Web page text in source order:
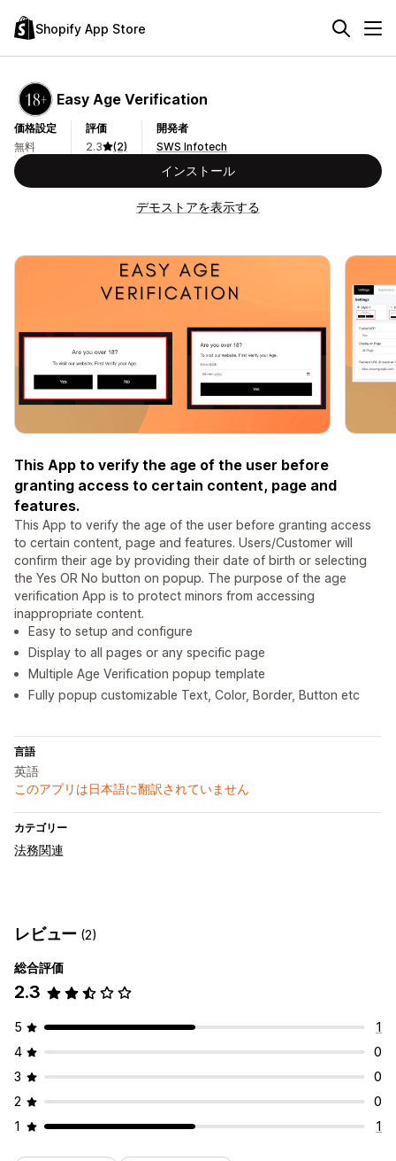
Shopify App Store
Easy Age Verification
価格設定
無料
評価
2.3
(2)
開発者
SWS Infotech
インストール
デモストアを表示する
This App to verify the age of the user before
granting access to certain content, page and
features.
This App to verify the age of the user before granting access
to certain content, page and features. Users/Customer will
confirm their age by providing their date of birth or selecting
the Yes OR No button on popup. The purpose of the age
verification App is to protect minors from accessing
inappropriate content.
Easy to setup and configure
Display to all pages or any specific page
Multiple Age Verification popup template
Fully popup customizable Text, Color, Border, Button etc
言語
英語
このアプリは日本語に翻訳されていません
カテゴリー
法務関連
レビュー (2)
総合評価
2.3
5
1
4
0
3
0
2
0
1
1